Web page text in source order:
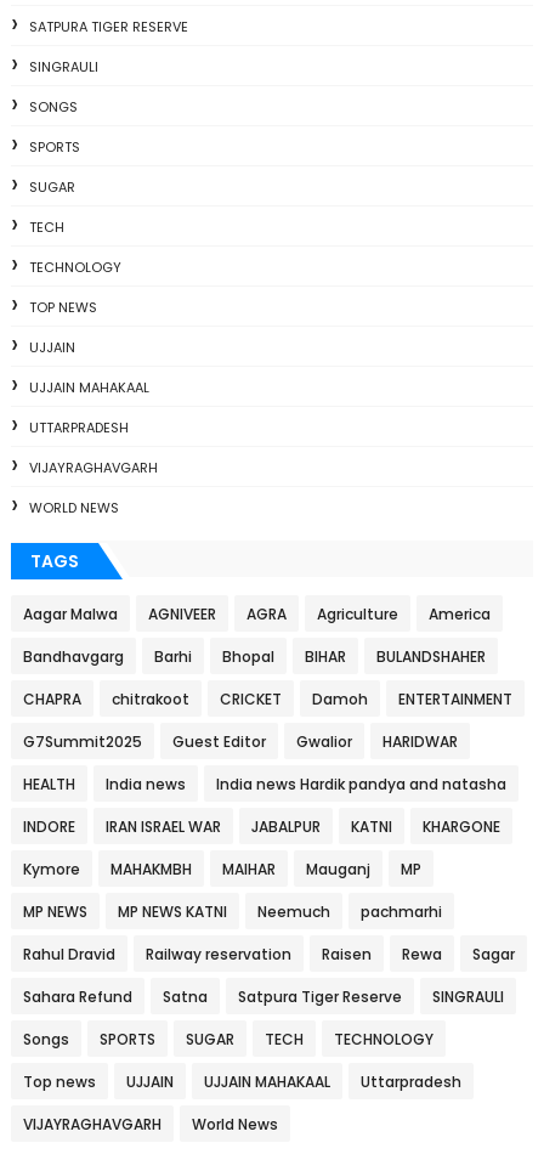
SATPURA TIGER RESERVE
SINGRAULI
SONGS
SPORTS
SUGAR
TECH
TECHNOLOGY
TOP NEWS
UJJAIN
UJJAIN MAHAKAAL
UTTARPRADESH
VIJAYRAGHAVGARH
WORLD NEWS
TAGS
Aagar Malwa AGNIVEER AGRA Agriculture America
Bandhavgarg Barhi Bhopal BIHAR BULANDSHAHER
CHAPRA chitrakoot CRICKET Damoh ENTERTAINMENT
G7Summit2025 Guest Editor Gwalior HARIDWAR
HEALTH India news India news Hardik pandya and natasha
INDORE IRAN ISRAEL WAR JABALPUR KATNI KHARGONE
Kymore MAHAKMBH MAIHAR Mauganj MP
MP NEWS MP NEWS KATNI Neemuch pachmarhi
Rahul Dravid Railway reservation Raisen Rewa Sagar
Sahara Refund Satna Satpura Tiger Reserve SINGRAULI
Songs SPORTS SUGAR TECH TECHNOLOGY
Top news UJJAIN UJJAIN MAHAKAAL Uttarpradesh
VIJAYRAGHAVGARH World News